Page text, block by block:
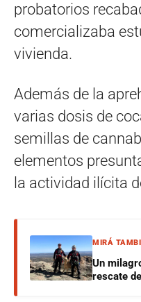
probatorios
comercializaba
vivienda.
Además de la
varias dosis de
semillas de
elementos
la actividad ilícita
MIRÁ
Un
rescate